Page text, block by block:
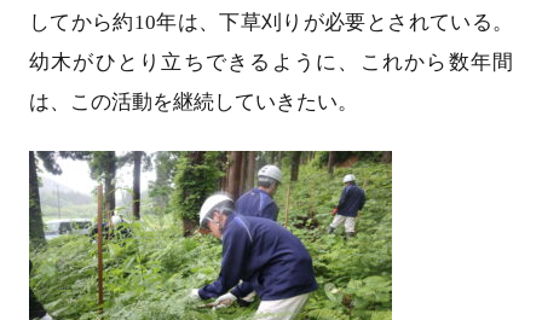
してから約10年は、下草刈りが必要とされている。
幼木がひとり立ちできるように、これから数年間
は、この活動を継続していきたい。